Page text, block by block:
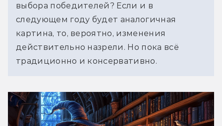
выбора победителей? Если и в
следующем году будет аналогичная
картина, то, вероятно, изменения
действительно назрели. Но пока всё
традиционно и консервативно.